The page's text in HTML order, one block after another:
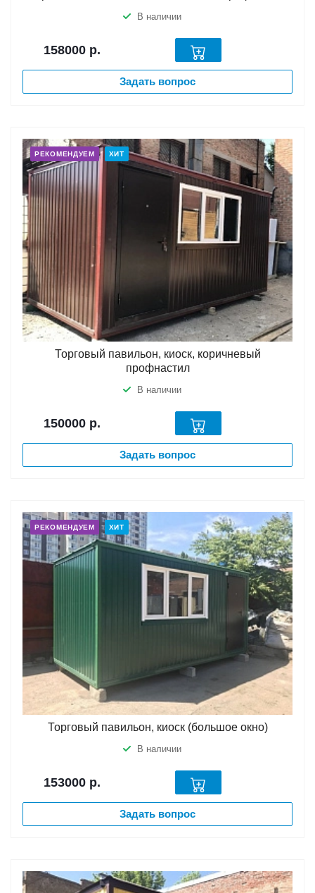
В наличии
158000 р.
Задать вопрос
РЕКОМЕНДУЕМ ХИТ
Торговый павильон, киоск, коричневый
профнастил
В наличии
150000 р.
Задать вопрос
РЕКОМЕНДУЕМ ХИТ
Торговый павильон, киоск (большое окно)
В наличии
153000 р.
Задать вопрос